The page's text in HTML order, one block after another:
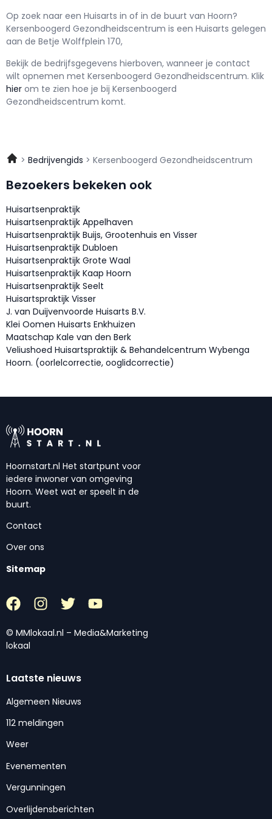
Op zoek naar een Huisarts in of in de buurt van Hoorn?
Kersenboogerd Gezondheidscentrum is een Huisarts gelegen
aan de Betje Wolffplein 170,
Bekijk de bedrijfsgegevens hierboven, wanneer je contact
wilt opnemen met Kersenboogerd Gezondheidscentrum. Klik
hier om te zien hoe je bij Kersenboogerd
Gezondheidscentrum komt.
Bedrijvengids Kersenboogerd Gezondheidscentrum
Bezoekers bekeken ook
Huisartsenpraktijk
Huisartsenpraktijk Appelhaven
Huisartsenpraktijk Buijs, Grootenhuis en Visser
Huisartsenpraktijk Dubloen
Huisartsenpraktijk Grote Waal
Huisartsenpraktijk Kaap Hoorn
Huisartsenpraktijk Seelt
Huisartspraktijk Visser
J. van Duijvenvoorde Huisarts B.V.
Klei Oomen Huisarts Enkhuizen
Maatschap Kale van den Berk
Veliushoed Huisartspraktijk & Behandelcentrum Wybenga
Hoorn. (oorlelcorrectie, ooglidcorrectie)
Hoornstart.nl Het startpunt voor
iedere inwoner van omgeving
Hoorn. Weet wat er speelt in de
buurt.
Contact
Over ons
Sitemap
© MMlokaal.nl – Media&Marketing
lokaal
Laatste nieuws
Algemeen Nieuws
112 meldingen
Weer
Evenementen
Vergunningen
Overlijdensberichten